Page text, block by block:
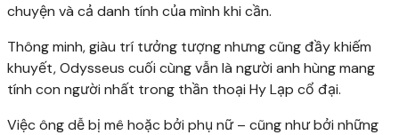
chuyện và cả danh tính của mình khi cần.
Thông minh, giàu trí tưởng tượng nhưng cũng đầy khiếm
khuyết, Odysseus cuối cùng vẫn là người anh hùng mang
tính con người nhất trong thần thoại Hy Lạp cổ đại.
Việc ông dễ bị mê hoặc bởi phụ nữ – cũng như bởi những